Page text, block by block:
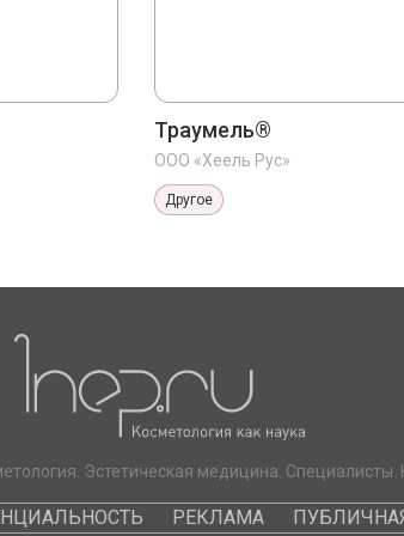
Траумель®
ООО «Хеель Рус»
Другое
Эстетическая медицина. Специалисты.
РЕКЛАМА